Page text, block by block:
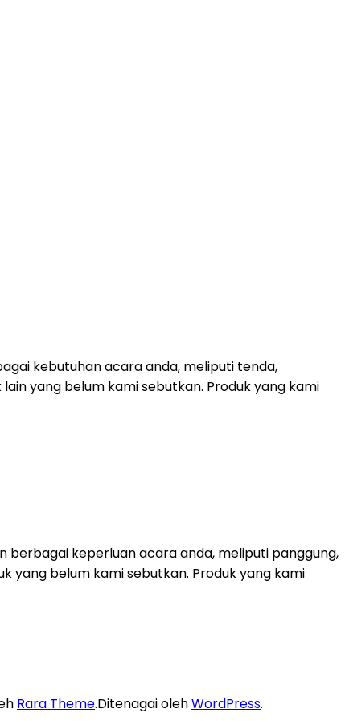
kebutuhan acara anda, meliputi tenda,
yang belum kami sebutkan. Produk yang kami
keperluan acara anda, meliputi panggung,
yang belum kami sebutkan. Produk yang kami
Rara Theme.Ditenagai olehWordPress.